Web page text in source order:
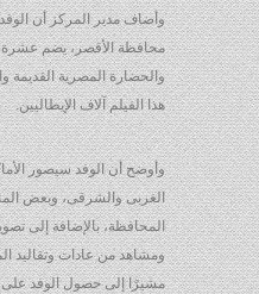
وأضاف مدير المركز أن
محافظة الأقصر، يضم عشرة
والحضارة المصرية القديمة
هذا الفيلم آلاف الإيطاليين.
وأوضح أن الوفد سيصور
الغربى والشرقى، وبعض
المحافظة، بالإضافة إلى
ومشاهد من عادات وتقاليد
مشيرًا إلى حصول الوفد على